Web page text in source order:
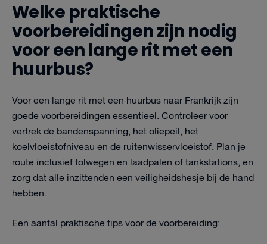
Welke praktische
voorbereidingen zijn nodig
voor een lange rit met een
huurbus?
Voor een lange rit met een huurbus naar Frankrijk zijn
goede voorbereidingen essentieel. Controleer voor
vertrek de bandenspanning, het oliepeil, het
koelvloeistofniveau en de ruitenwisservloeistof. Plan je
route inclusief tolwegen en laadpalen of tankstations, en
zorg dat alle inzittenden een veiligheidshesje bij de hand
hebben.
Een aantal praktische tips voor de voorbereiding: